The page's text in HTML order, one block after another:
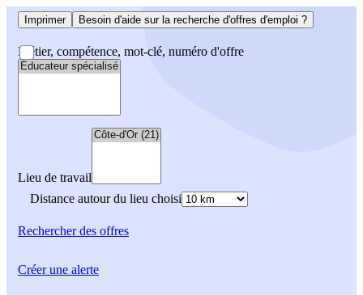
Imprimer Besoin d'aide sur la recherche d'offres d'emploi ?
Métier, compétence, mot-clé, numéro d'offre
Lieu de travail
Distance autour du lieu choisi
Rechercherdes offres
Créer une alerte